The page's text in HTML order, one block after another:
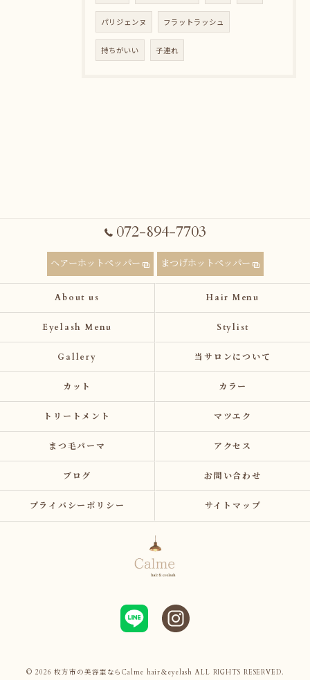
パリジェンヌ フラットラッシュ
持ちがいい 子連れ
072-894-7703
ヘアーホットペッパー まつげホットペッパー
About us Hair Menu
Eyelash Menu Stylist
Gallery 当サロンについて
カット カラー
トリートメント マツエク
まつ毛パーマ アクセス
ブログ お問い合わせ
プライバシーポリシー サイトマップ
© 2026 枚方市の美容室ならCalme hair＆eyelash ALL RIGHTS RESERVED.